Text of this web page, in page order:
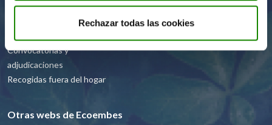
Rechazar todas las cookies
Convocatorias y
adjudicaciones
Recogidas fuera del hogar
Otras webs de Ecoembes